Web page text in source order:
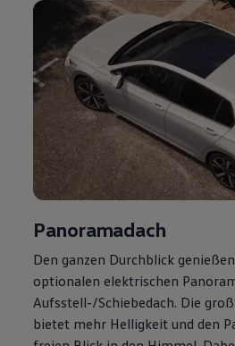
Panoramadach
Den ganzen Durchblick
optionalen elektrischen
Aufsstell-/Schiebedach. Die
bietet mehr Helligkeit und den